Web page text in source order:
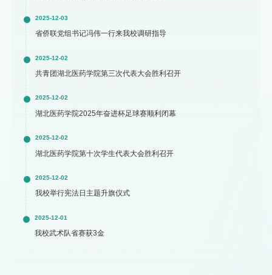
2025-12-03
省侨联党组书记冯伟一行来我校调研指导
2025-12-02
共青团湖北医药学院第三次代表大会胜利召开
2025-12-02
湖北医药学院2025年奋进杯足球赛顺利闭幕
2025-12-02
湖北医药学院第十次学生代表大会胜利召开
2025-12-02
我校举行宪法日主题升旗仪式
2025-12-01
我校武术队省赛获3金